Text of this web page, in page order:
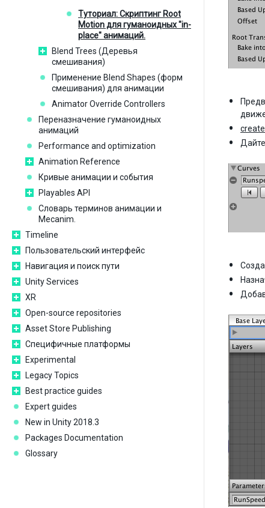
Туториал: Скриптинг Root
Motion для гуманоидных "in-
place" анимаций.
Blend Trees (Деревья
смешивания)
Применение Blend Shapes (форм
смешивания) для анимации
Animator Override Controllers
Переназначение гуманоидных
анимаций
Performance and optimization
Animation Reference
Кривые анимации и события
Playables API
Словарь терминов анимации и
Mecanim.
Timeline
Пользовательский интерфейс
Навигация и поиск пути
Unity Services
XR
Open-source repositories
Asset Store Publishing
Специфичные платформы
Experimental
Legacy Topics
Best practice guides
Expert guides
New in Unity 2018.3
Packages Documentation
Glossary